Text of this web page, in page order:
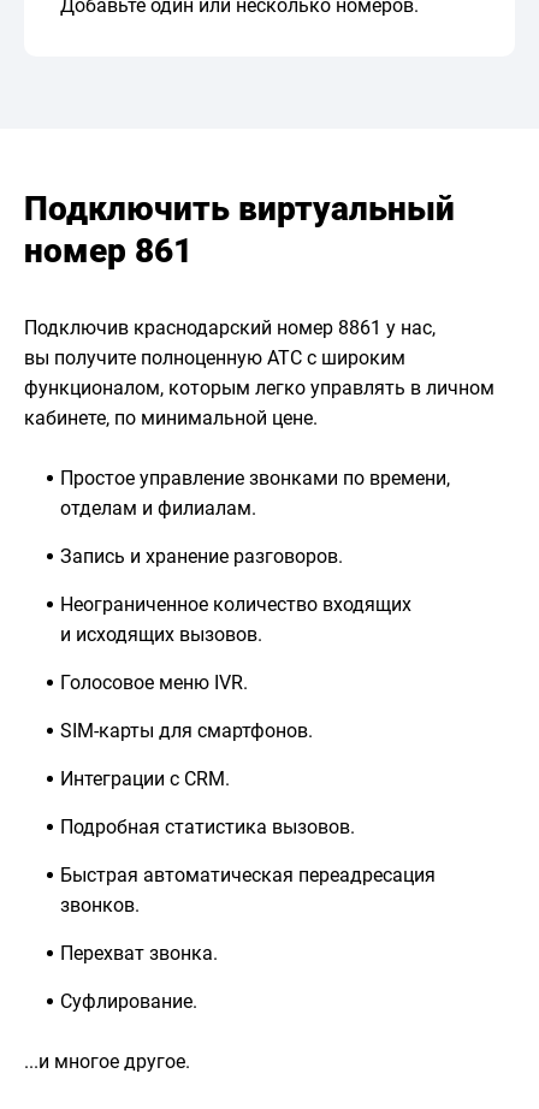
Добавьте один или несколько номеров.
Подключить виртуальный
номер 861
Подключив краснодарский номер 8861 у нас,
вы получите полноценную АТС с широким
функционалом, которым легко управлять в личном
кабинете, по минимальной цене.
Простое управление звонками по времени,
отделам и филиалам.
Запись и хранение разговоров.
Неограниченное количество входящих
и исходящих вызовов.
Голосовое меню IVR.
SIM-карты для смартфонов.
Интеграции с CRM.
Подробная статистика вызовов.
Быстрая автоматическая переадресация
звонков.
Перехват звонка.
Суфлирование.
...и многое другое.